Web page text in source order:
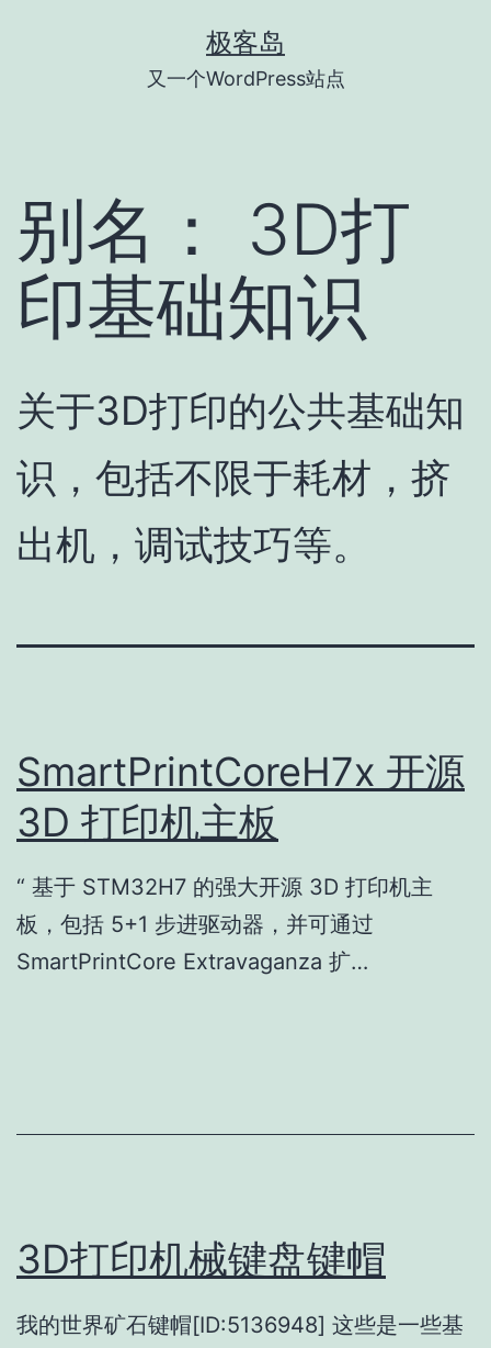
极客岛
又一个WordPress站点
别名： 3D打
印基础知识
关于3D打印的公共基础知
识，包括不限于耗材，挤
出机，调试技巧等。
SmartPrintCoreH7x 开源
3D 打印机主板
“ 基于 STM32H7 的强大开源 3D 打印机主
板，包括 5+1 步进驱动器，并可通过
SmartPrintCore Extravaganza 扩…
3D打印机械键盘键帽
我的世界矿石键帽[ID:5136948] 这些是一些基